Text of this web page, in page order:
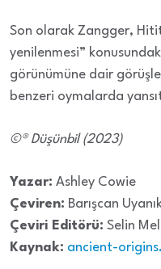
Son olarak Zangger,
yenilenmesi”
görünümüne dair
benzeri oymalarda
©® Düşünbil (2023)
Yazar: Ashley Cowie
Çeviren: Barışcan
Çeviri Editörü: Selin
Kaynak: ancient-